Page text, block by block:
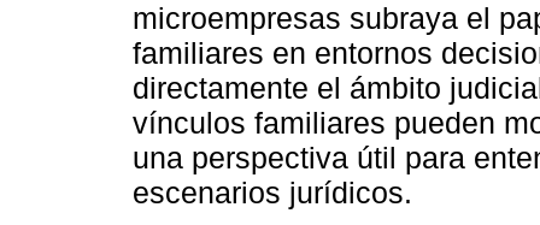
microempresas subraya el
familiares en entornos
directamente el ámbito
vínculos familiares pueden
una perspectiva útil para
escenarios jurídicos.